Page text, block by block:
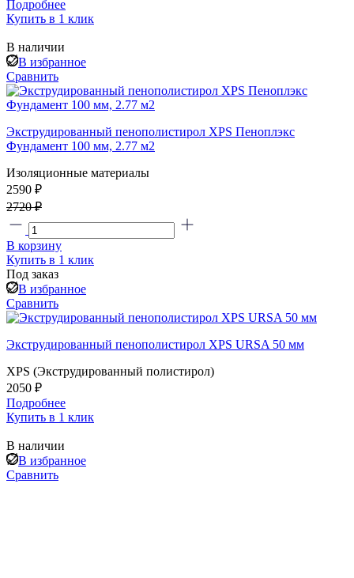
Подробнее
Купить в 1 клик
В наличии
В избранное
Сравнить
Экструдированный пенополистирол XPS Пеноплэкс
Фундамент 100 мм, 2.77 м2
Изоляционные материалы
2590 ₽
2720 ₽
В корзину
Купить в 1 клик
Под заказ
В избранное
Сравнить
Экструдированный пенополистирол XPS URSA 50 мм
XPS (Экструдированный полистирол)
2050 ₽
Подробнее
Купить в 1 клик
В наличии
В избранное
Сравнить